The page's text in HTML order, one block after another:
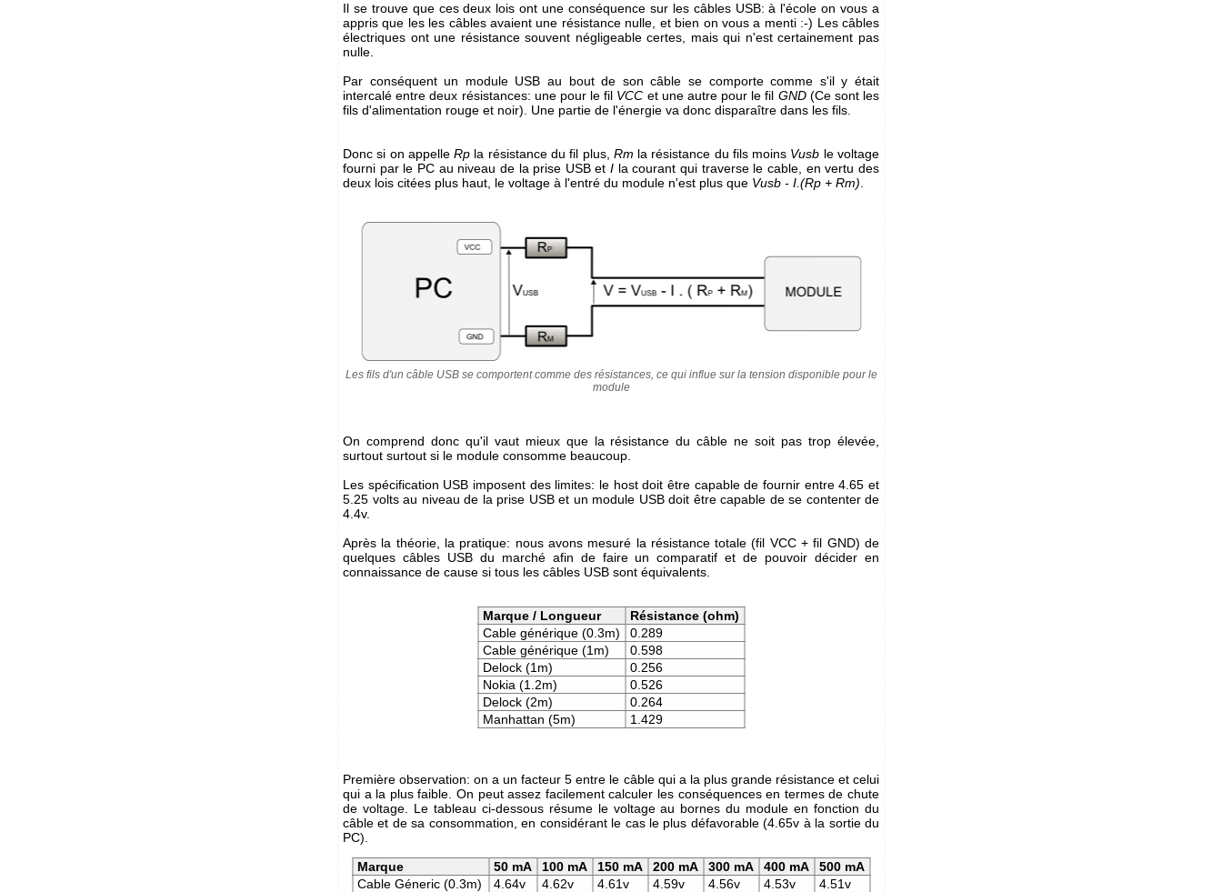
Il se trouve que ces deux lois ont une conséquence sur les câbles USB: à l'école on vous a
appris que les les câbles avaient une résistance nulle, et bien on vous a menti :-) Les câbles
électriques ont une résistance souvent négligeable certes, mais qui n'est certainement pas
nulle.
Par conséquent un module USB au bout de son câble se comporte comme s'il y était
intercalé entre deux résistances: une pour le fil VCC et une autre pour le fil GND(Ce sont les
fils d'alimentation rouge et noir). Une partie de l'énergie va donc disparaître dans les fils.
Donc si on appelleRp la résistance du fil plus, Rm la résistance du fils moins Vusb le voltage
fourni par le PC au niveau de la prise USB etI la courant qui traverse le cable, en vertu des
deux lois citées plus haut, le voltage à l'entré du module n'est plus que Vusb - I.(Rp + Rm)
Les fils d'un câble USB se comportent comme des résistances, ce qui influe sur la tension disponible pour le
module
On comprend donc qu'il vaut mieux que la résistance du câble ne soit pas trop élevée,
surtout surtout si le module consomme beaucoup.
Les spécification USB imposent des limites: le host doit être capable de fournir entre 4.65 et
5.25 volts au niveau de la prise USB et un module USB doit être capable de se contenter de
4.4v.
Après la théorie, la pratique: nous avons mesuré la résistance totale (fil VCC + fil GND) de
quelques câbles USB du marché afin de faire un comparatif et de pouvoir décider en
connaissance de cause si tous les câbles USB sont équivalents.
Marque / Longueur
Résistance (ohm)
Cable générique (0.3m)
0.289
Cable générique (1m)
0.598
Delock (1m)
0.256
Nokia (1.2m)
0.526
Delock (2m)
0.264
Manhattan (5m)
1.429
Première observation: on a un facteur 5 entre le câble qui a la plus grande résistance et celui
qui a la plus faible. On peut assez facilement calculer les conséquences en termes de chute
de voltage. Le tableau ci-dessous résume le voltage au bornes du module en fonction du
câble et de sa consommation, en considérant le cas le plus défavorable (4.65v à la sortie du
PC).
Marque
50 mA 100 mA 150 mA 200 mA 300 mA 400 mA
500 mA
Cable Géneric (0.3m)
4.64v 4.62v 4.61v 4.59v 4.56v 4.53v
4.51v